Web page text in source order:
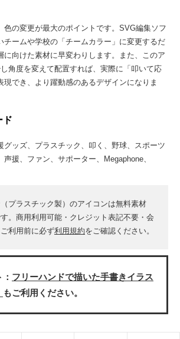
色の変更が最大のポイントです。SVG編集ソフ
チームや学校の「チームカラー」に変更するだ
に向けた素材に早変わりします。また、このア
角度を変えて配置すれば、実際に「叩いて応
現でき、より躍動感のあるデザインになりま
ド
グッズ、プラスチック、叩く、野球、スポーツ
援、ファン、サポーター、Megaphone、
プラスチック製）のアイコンは無料素材
す。商用利用可能・クレジット表記不要・会
利用前に必ず利用規約をご確認ください。
フリーハンドで描いた手書きイラス
もご利用ください。